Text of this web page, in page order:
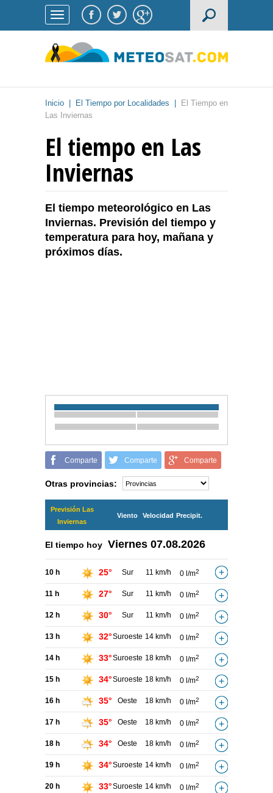
Inicio El Tiempo por Localidades
El Tiempo en
Las Inviernas
El tiempo en Las
Inviernas
El tiempo meteorológico en Las
Inviernas. Previsión del tiempo y
temperatura para hoy, mañana y
próximos días.
Comparte Comparte Comparte
Otras provincias:
Previsión Las
Inviernas
Viento Velocidad Precipit.
El tiempo hoy Viernes 07.08.2026
10 h 25° Sur 11 km/h 0 l/m2
11 h 27° Sur 11 km/h 0 l/m2
12 h 30° Sur 11 km/h 0 l/m2
13 h 32°Suroeste 14 km/h 0 l/m2
14 h 33°Suroeste 18 km/h 0 l/m2
15 h 34°Suroeste 18 km/h 0 l/m2
16 h 35° Oeste 18 km/h 0 l/m2
17 h 35° Oeste 18 km/h 0 l/m2
18 h 34° Oeste 18 km/h 0 l/m2
19 h 34°Suroeste 14 km/h 0 l/m2
20 h 33°Suroeste 14 km/h 0 l/m2